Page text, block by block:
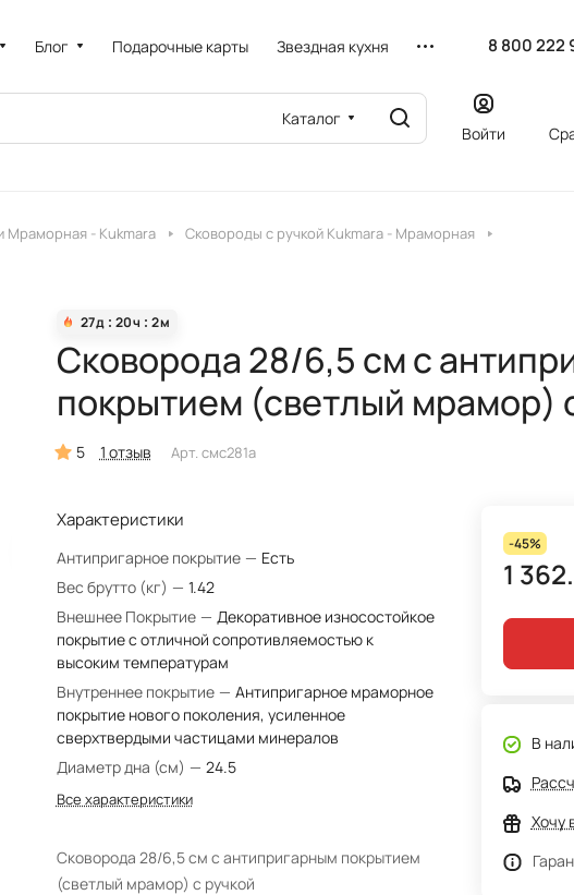
Блог Подарочные карты Звездная кухня 8 800 222
Каталог
Войти
Мраморная - Kukmara
Сковороды с ручкой Kukmara - Мраморная
27д 20ч 2м
Сковорода 28/6,5 см с
покрытием (светлый мрамор)
5 1 отзыв Арт. смс281а
Характеристики
Антипригарное покрытие — Есть
Вес брутто (кг) — 1.42
Внешнее Покрытие — Декоративное износостойкое
покрытие с отличной сопротивляемостью к
высоким температурам
Внутреннее покрытие — Антипригарное мраморное
покрытие нового поколения, усиленное
сверхтвердыми частицами минералов
Диаметр дна (см) — 24.5
Все характеристики
Сковорода 28/6,5 см с антипригарным покрытием
(светлый мрамор) с ручкой
-45%
1
В
Хочу